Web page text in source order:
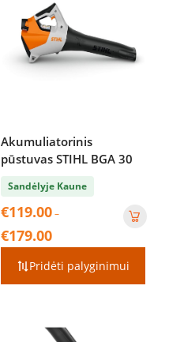
Akumuliatorinis
pūstuvas STIHL BGA 30
Sandėlyje Kaune
€119.00–
€179.00Price
range:
€119.00
Pridėti palyginimui